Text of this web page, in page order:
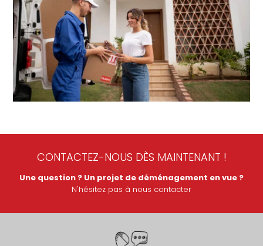
CONTACTEZ-NOUS DÈS MAINTENANT !
Une question ? Un projet de déménagement en vue ?
N'hésitez pas à nous contacter